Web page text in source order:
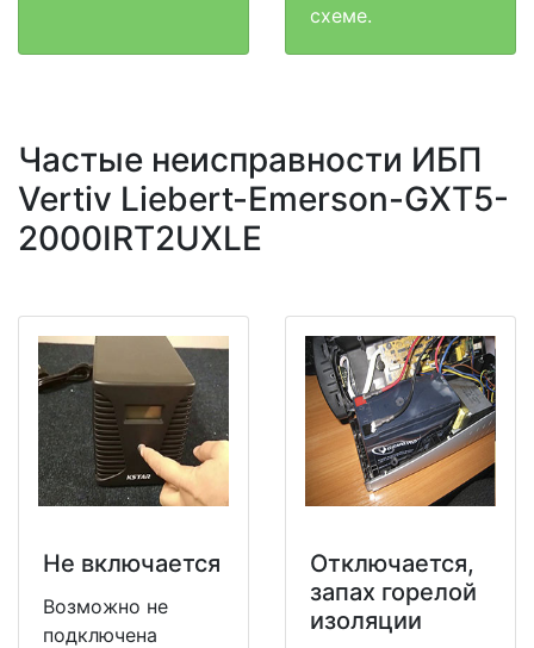
схеме.
Частые неисправности ИБП
Vertiv Liebert-Emerson-GXT5-
2000IRT2UXLE
Не включается
Возможно не
подключена
Отключается,
запах горелой
изоляции